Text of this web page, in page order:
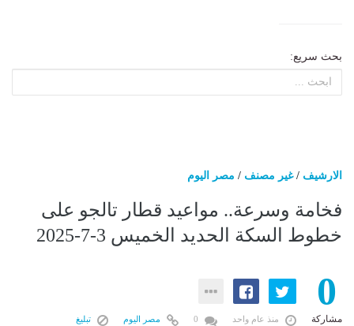
بحث سريع:
الارشيف /غير مصنف / مصر اليوم
فخامة وسرعة.. مواعيد قطار تالجو على
خطوط السكة الحديد الخميس 3-7-2025
0
مشاركة منذ عام واحد مصر اليوم تبليغ